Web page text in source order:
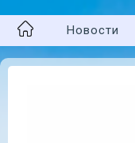
Новости